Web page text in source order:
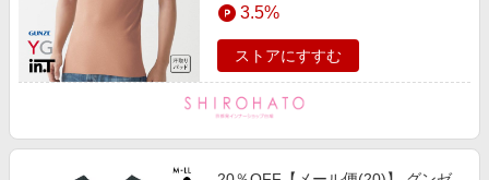
スリーブレス
3.5%
ストアにすすむ